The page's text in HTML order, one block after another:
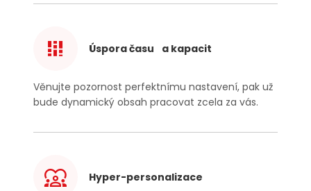
Úspora času a kapacit
Věnujte pozornost perfektnímu nastavení, pak už
bude dynamický obsah pracovat zcela za vás.
Hyper-personalizace